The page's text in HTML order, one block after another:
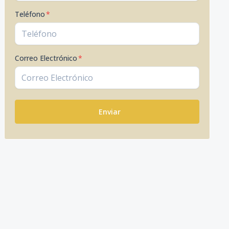
Teléfono*
Correo Electrónico*
Enviar